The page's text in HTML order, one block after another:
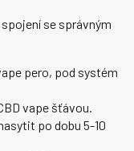
se správným
pero, pod systém
vape šťávou.
po dobu 5-10